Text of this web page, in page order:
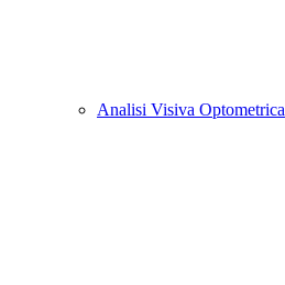
Analisi Visiva Optometrica